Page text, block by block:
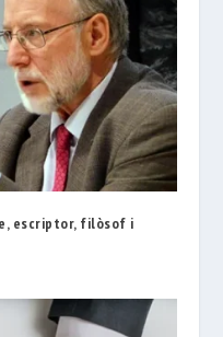
escriptor, filòsof i